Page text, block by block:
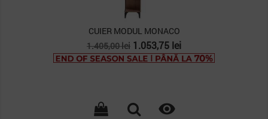
CUIER MODUL MONACO
Pret
de
1.405,00 lei Pret
1.053,75 lei
